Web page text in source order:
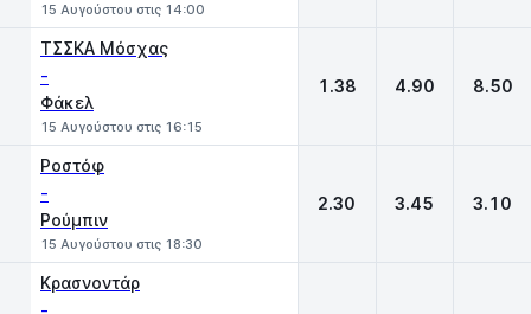
15 Αυγούστου στις 14:00
ΤΣΣΚΑ Μόσχας
-
Φάκελ
15 Αυγούστου στις 16:15
1.38 4.90 8.50
Ροστόφ
-
Ρούμπιν
15 Αυγούστου στις 18:30
2.30 3.45 3.10
Κρασνοντάρ